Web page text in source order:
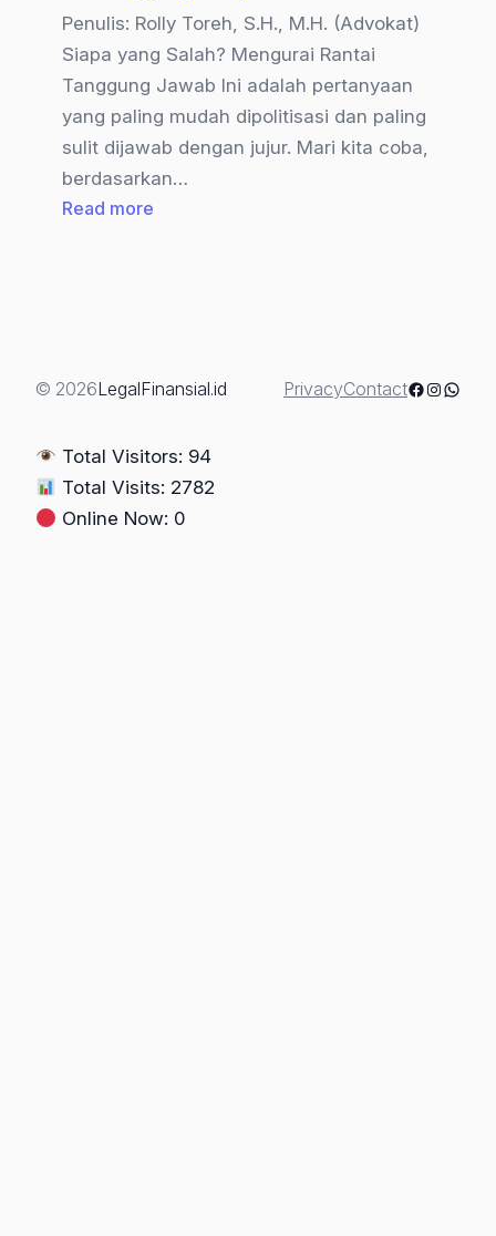
Penulis: Rolly Toreh, S.H., M.H. (Advokat)
Siapa yang Salah? Mengurai Rantai
Tanggung Jawab Ini adalah pertanyaan
yang paling mudah dipolitisasi dan paling
sulit dijawab dengan jujur. Mari kita coba,
berdasarkan…
Read more
Dipecat
Rantai
Tanggung
Jawab)
© 2026LegalFinansial.id PrivacyContactFacebook
Total Visitors: 94
Total Visits: 2782
Online Now: 0